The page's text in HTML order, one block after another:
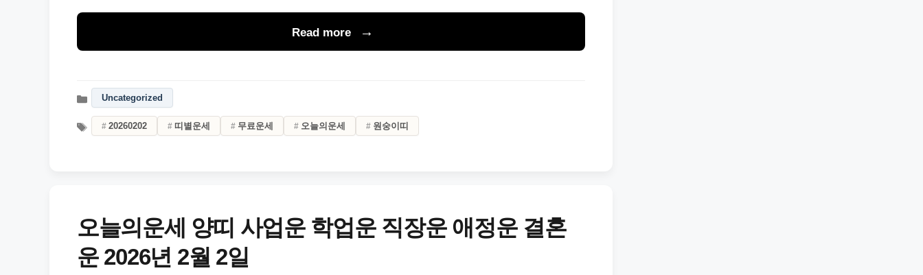
Read more
Uncategorized
20260202 띠별운세 무료운세 오늘의운세 원숭이띠
오늘의운세 양띠 사업운 학업운 직장운 애정운 결혼
운 2026년 2월 2일